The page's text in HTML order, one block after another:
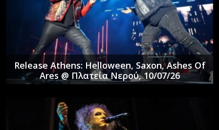
Release Athens: Helloween, Saxon, Ashes Of
Ares @ Πλατεία Νερού, 10/07/26